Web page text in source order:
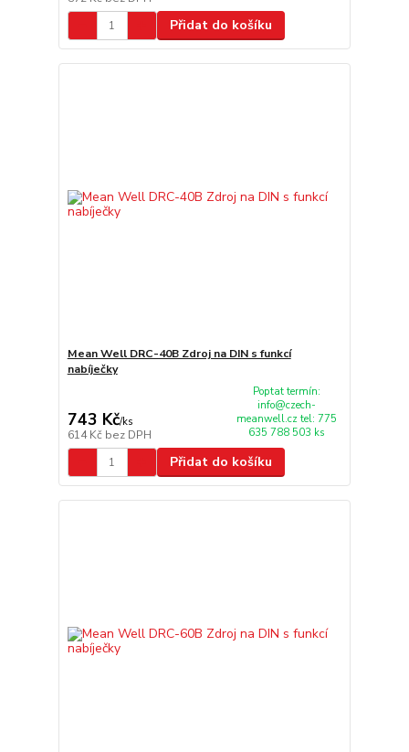
Přidat do košíku
Mean Well DRC-40B Zdroj na DIN s funkcí
nabíječky
743 Kč/ks
614 Kč bez DPH
Poptat termín:
info@czech-
meanwell.cz tel: 775
635 788 503 ks
Přidat do košíku